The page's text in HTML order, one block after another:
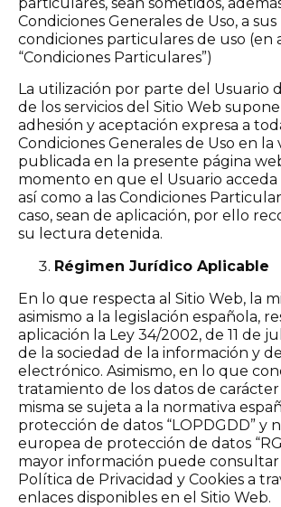
Condiciones Generales de Uso, a
condiciones particulares de uso (en
“Condiciones Particulares”)
La utilización por parte del Usuario
de los servicios del Sitio Web
adhesión y aceptación expresa a
Condiciones Generales de Uso en la
publicada en la presente página
momento en que el Usuario acceda
así como a las Condiciones
caso, sean de aplicación, por ello
su lectura detenida.
Régimen Jurídico Aplicable
En lo que respecta al Sitio Web, la
asimismo a la legislación española,
aplicación la Ley 34/2002, de 11 de
de la sociedad de la información y
electrónico. Asimismo, en lo que
tratamiento de los datos de carácter
misma se sujeta a la normativa
protección de datos “LOPDGDD” y
europea de protección de datos
mayor información puede
Política de Privacidad y Cookies a
enlaces disponibles en el Sitio Web.